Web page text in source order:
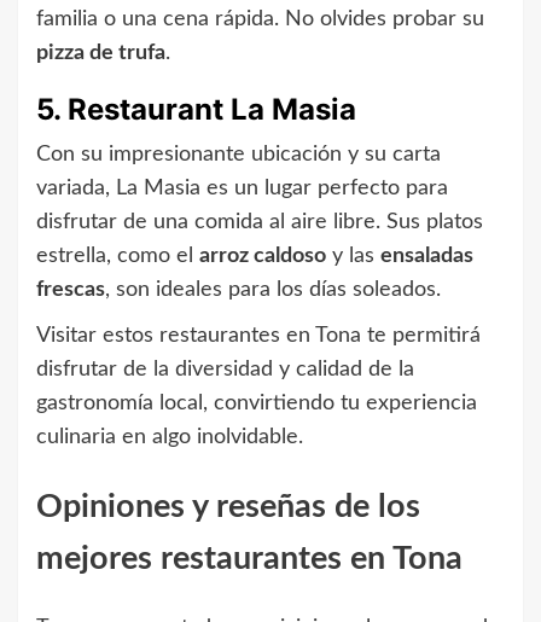
familia o una cena rápida. No olvides probar su
pizza de trufa.
5. Restaurant La Masia
Con su impresionante ubicación y su carta
variada, La Masia es un lugar perfecto para
disfrutar de una comida al aire libre. Sus platos
estrella, como el arroz caldoso y las ensaladas
frescas, son ideales para los días soleados.
Visitar estos restaurantes en Tona te permitirá
disfrutar de la diversidad y calidad de la
gastronomía local, convirtiendo tu experiencia
culinaria en algo inolvidable.
Opiniones y reseñas de los
mejores restaurantes en Tona